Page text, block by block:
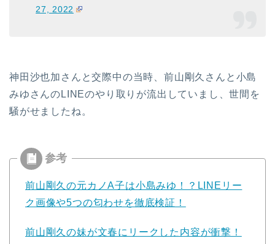
27, 2022
神田沙也加さんと交際中の当時、前山剛久さんと小島
みゆさんのLINEのやり取りが流出していまし、世間を
騒がせましたね。
前山剛久の元カノA子は小島みゆ！？LINEリー
ク画像や5つの匂わせを徹底検証！
前山剛久の妹が文春にリークした内容が衝撃！